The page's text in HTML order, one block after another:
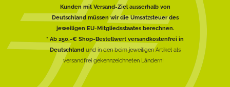
Kunden mit Versand-Ziel ausserhalb von
Deutschland müssen wir die Umsatzsteuer des
jeweiligen EU-Mitgliedsstaates berechnen.
* Ab 250,-€ Shop-Bestellwert versandkostenfrei in
Deutschlandund in den beim jeweiligen Artikel als
versandfrei gekennzeichneten Ländern!